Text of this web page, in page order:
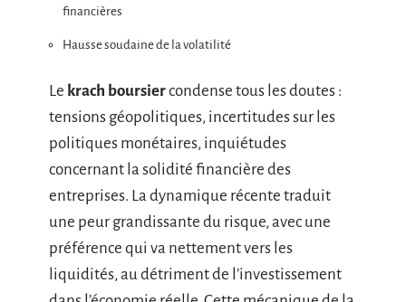
financières
Hausse soudaine de la volatilité
Le krach boursiercondense tous les doutes :
tensions géopolitiques, incertitudes sur les
politiques monétaires, inquiétudes
concernant la solidité financière des
entreprises. La dynamique récente traduit
une peur grandissante du risque, avec une
préférence qui va nettement vers les
liquidités, au détriment de l’investissement